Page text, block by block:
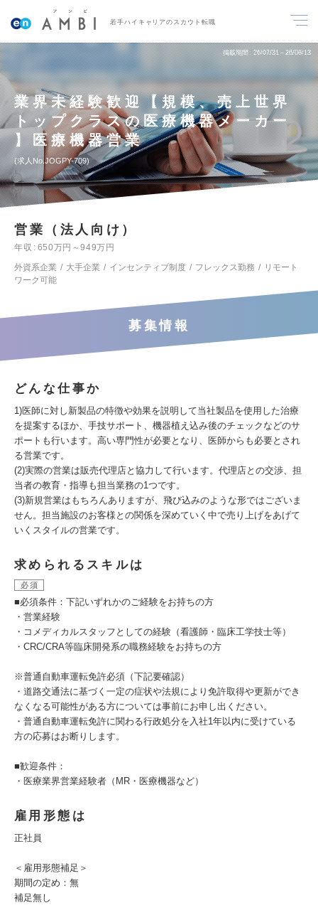
若手ハイキャリアのスカウト転職
掲載期間 26/07/31～26/08/13
業界未経験歓迎【規模、売上世界
トップクラスの医療機器メーカー
】医療機器営業
求人No.JOGPY-709
営業（法人向け）
年収
650万円～949万円
外資系企業
大手企業 インセンティブ制度 フレックス勤務
リモート
ワーク可能
募集情報
どんな仕事か
1)医師に対し新製品の特徴や効果を説明して当社製品を使用した治療
を提案するほか、手技サポート、機器植え込み後のチェックなどのサ
ポートも行います。高い専門性が必要となり、医師からも必要とされ
る営業です。
(2)実際の営業は販売代理店と協力して行います。代理店との交渉、担
当者の教育・指導も担当業務の1つです。
(3)新規営業はもちろんありますが、飛び込みのような形ではございま
せん。担当施設のお客様との関係を深めていく中で売り上げをあげて
いくスタイルの営業です。
求められるスキルは
必須
■必須条件：下記いずれかのご経験をお持ちの方
・営業経験
・コメディカルスタッフとしての経験（看護師・臨床工学技士等）
・CRC/CRA等臨床開発系の職務経験をお持ちの方
※普通自動車運転免許必須（下記要確認）
・道路交通法に基づく一定の症状や法規により免許取得や更新ができ
なくなる可能性がある方については事前にお申し出ください。
・普通自動車運転免許に関わる行政処分を入社1年以内に受けている
方の応募はお断りします。
■歓迎条件：
・医療業界営業経験者（MR・医療機器など）
雇用形態は
正社員
＜雇用形態補足＞
期間の定め：無
補足無し